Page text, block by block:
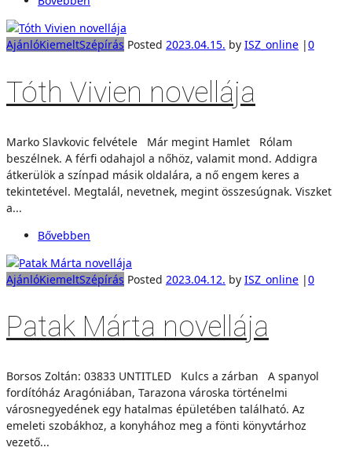
AjánlóKiemeltSzépírás Posted 2023.04.15. by ISZ_online |0
Tóth Vivien novellája
Marko Slavkovic felvétele Már megint Hamlet Rólam
beszélnek. A férfi odahajol a nőhöz, valamit mond. Addigra
átkerülök a színpad másik oldalára, a nő engem keres a
tekintetével. Megtalál, nevetnek, megint összesúgnak. Viszket
a...
Bővebben
AjánlóKiemeltSzépírás Posted 2023.04.12. by ISZ_online |0
Patak Márta novellája
Borsos Zoltán: 03833 UNTITLED Kulcs a zárban A spanyol
fordítóház Aragóniában, Tarazona városka történelmi
városnegyedének egy hatalmas épületében található. Az
emeleti szobákhoz, a konyhához meg a fönti könyvtárhoz
vezető...